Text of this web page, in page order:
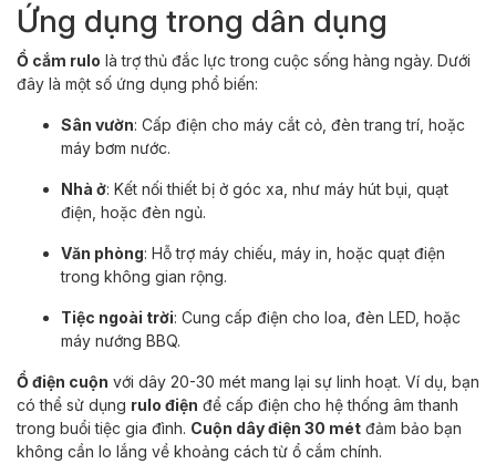
Ứng dụng trong dân dụng
Ổ cắm rulo là trợ thủ đắc lực trong cuộc sống hàng ngày. Dưới
đây là một số ứng dụng phổ biến:
Sân vườn: Cấp điện cho máy cắt cỏ, đèn trang trí, hoặc
máy bơm nước.
Nhà ở: Kết nối thiết bị ở góc xa, như máy hút bụi, quạt
điện, hoặc đèn ngủ.
Văn phòng: Hỗ trợ máy chiếu, máy in, hoặc quạt điện
trong không gian rộng.
Tiệc ngoài trời: Cung cấp điện cho loa, đèn LED, hoặc
máy nướng BBQ.
Ổ điện cuộn với dây 20-30 mét mang lại sự linh hoạt. Ví dụ, bạn
có thể sử dụng rulo điện để cấp điện cho hệ thống âm thanh
trong buổi tiệc gia đình. Cuộn dây điện 30 mét đảm bảo bạn
không cần lo lắng về khoảng cách từ ổ cắm chính.